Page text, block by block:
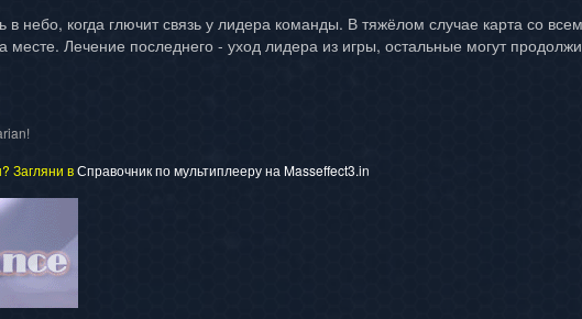
в небо, когда глючит связь у лидера команды. В тяжёлом случае карта со
месте. Лечение последнего - уход лидера из игры, остальные могут
Загляни вСправочник по мультиплееру на Masseffect3.in